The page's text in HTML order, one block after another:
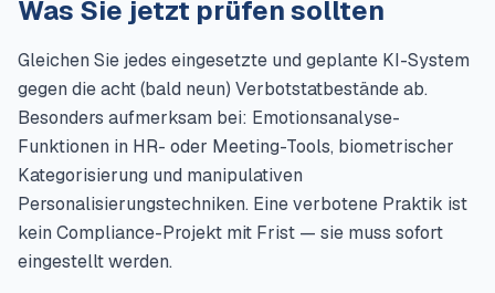
Was Sie jetzt prüfen sollten
Gleichen Sie jedes eingesetzte und geplante KI-System
gegen die acht (bald neun) Verbotstatbestände ab.
Besonders aufmerksam bei: Emotionsanalyse-
Funktionen in HR- oder Meeting-Tools, biometrischer
Kategorisierung und manipulativen
Personalisierungstechniken. Eine verbotene Praktik ist
kein Compliance-Projekt mit Frist — sie muss sofort
eingestellt werden.